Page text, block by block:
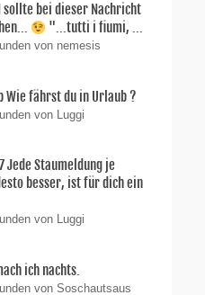
sollte bei dieser Nachricht
"...tutti i fiumi, ...
von nemesis
Wie fährst du in Urlaub ?
von Luggi
Jede Staumeldung je
besser, ist für dich ein
von Luggi
ich nachts.
von Soschautsaus